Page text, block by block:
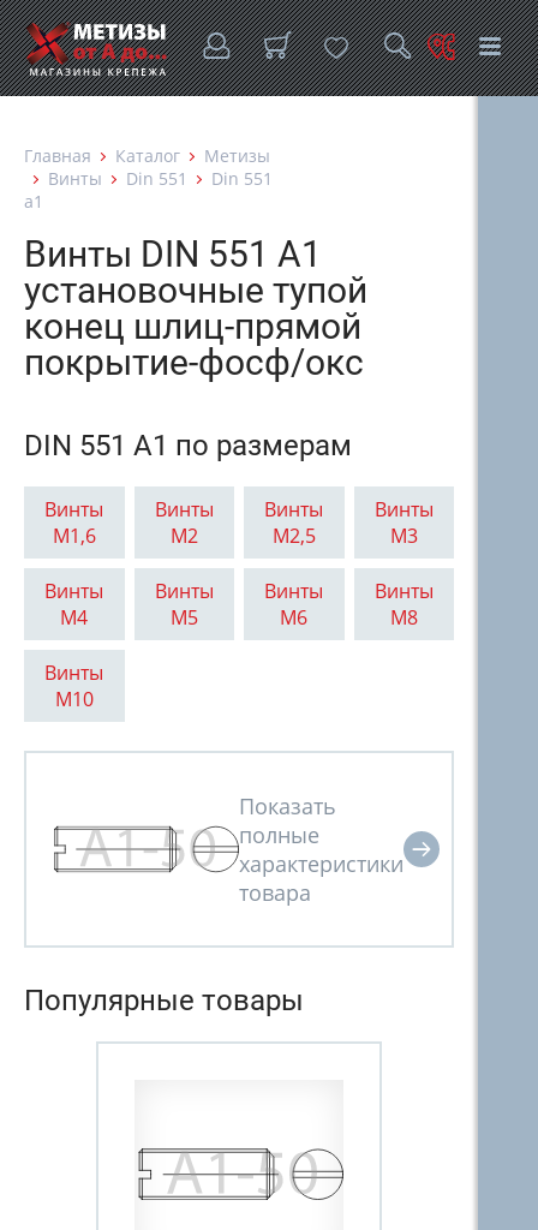
Главная Каталог
Метизы
Винты
Din 551
Din 551
a1
Винты DIN 551 A1
установочные тупой
конец шлиц-прямой
покрытие-фосф/окс
DIN 551 A1 по размерам
Винты
М1,6
Винты
М2
Винты
М2,5
Винты
М3
Винты
М4
Винты
М5
Винты
М6
Винты
М8
Винты
М10
Популярные товары